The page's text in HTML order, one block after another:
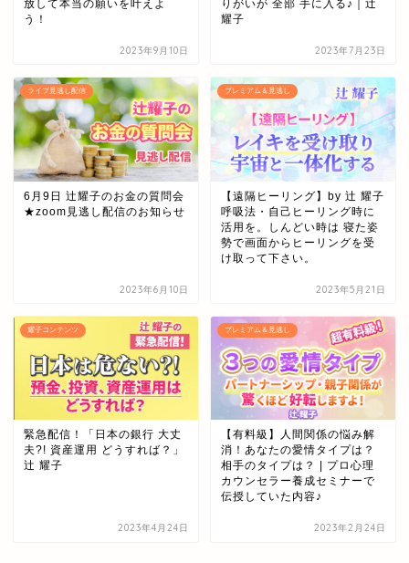
放して本当の願いを叶えよ
う！
2023年9月10日
りがいが 全部 手に入る♪｜辻
耀子
2023年7月23日
ライブ見逃し配信
6月9日 辻耀子のお金の質問会
★zoom見逃し配信のお知らせ
2023年6月10日
プレミアム＆見逃し
【遠隔ヒーリング】by 辻 耀子
呼吸法・自己ヒーリング時に
活用を。しんどい時は 寝た姿
勢で画面からヒーリングを受
け取って下さい。
2023年5月21日
耀子コンテンツ
緊急配信！「日本の銀行 大丈
夫?! 資産運用 どうすれば？」
辻 耀子
2023年4月24日
プレミアム＆見逃し
【有料級】人間関係の悩み解
消！あなたの愛情タイプは？
相手のタイプは？ | プロ心理
カウンセラー養成セミナーで
伝授していた内容♪
2023年2月24日
メンバーログインページ
パスワードのリセット
お知らせ・新着情報
月替わり 練習会
ライブ配信
プレミアム＆見逃し
その他限定動画